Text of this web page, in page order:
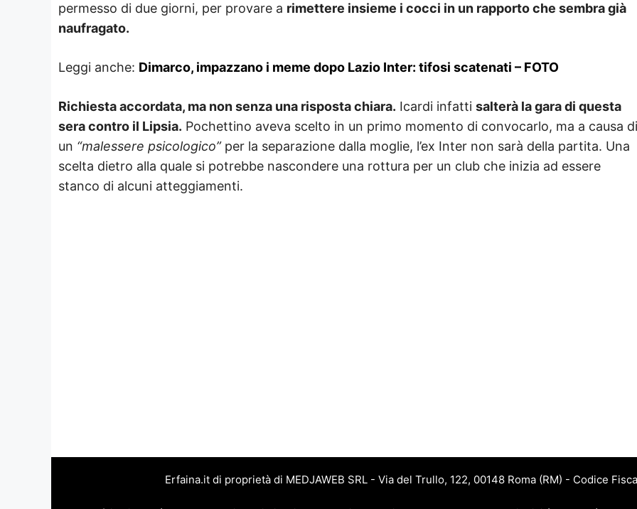
permesso di due giorni, per provare a rimettere insieme i cocci in un rapporto che sembra già
naufragato.
Leggi anche: Dimarco, impazzano i meme dopo Lazio Inter: tifosi scatenati – FOTO
Richiesta accordata, ma non senza una risposta chiara. Icardi infatti salterà la gara di questa
sera contro il Lipsia. Pochettino aveva scelto in un primo momento di convocarlo, ma a causa di
un “malessere psicologico”per la separazione dalla moglie, l’ex Inter non sarà della partita. Una
scelta dietro alla quale si potrebbe nascondere una rottura per un club che inizia ad essere
stanco di alcuni atteggiamenti.
Erfaina.it di proprietà di MEDJAWEB SRL - Via del Trullo, 122, 00148 Roma (RM) - Codice